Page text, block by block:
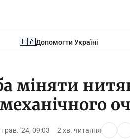
🇺🇦Допомогти Україні
міняти
'24, 09:03 2 хв. читання